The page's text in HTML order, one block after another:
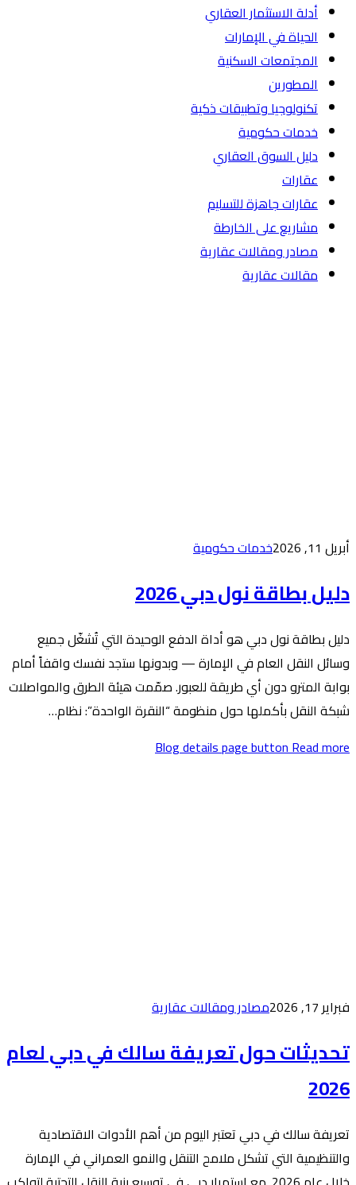
الوحيدة التي تُشغّل جميع
— وبدونها ستجد نفسك واقفاً أمام
صمّمت هيئة الطرق والمواصلات
“النقرة الواحدة”: نظام…
Blog
عقارية
سالك في دبي لعام
من أهم الأدوات الاقتصادية
والنمو العمراني في الإمارة